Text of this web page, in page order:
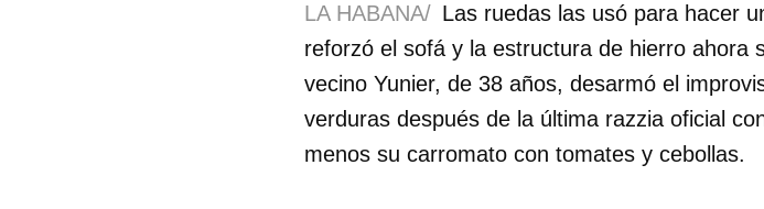
LA HABANA/ Las ruedas las usó para hacer
reforzó el sofá y la estructura de hierro ahora
vecino Yunier, de 38 años, desarmó el
verduras después de la última razzia oficial
menos su carromato con tomates y cebollas.